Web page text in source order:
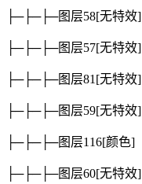
├─├─├─图层58[无特效]
├─├─├─图层57[无特效]
├─├─├─图层81 [无特效]
├─├─├─图层59[无特效]
├─├─├─图层116[颜色]
├─├─├─图层60[无特效]